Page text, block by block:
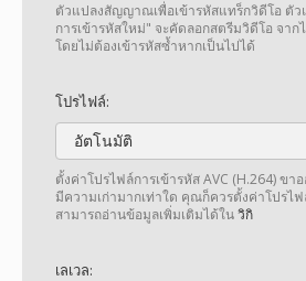
ตัวแปลงสัญญาณเพื่อเข้ารหัสแทร็กวิดีโอ ตั
การเข้ารหัสใหม่" จะคัดลอกสตรีมวิดีโอ จาก
โดยไม่ต้องเข้ารหัสซ้ำหากเป็นไปได้
โปรไฟล์:
อัตโนมัติ
ตั้งค่าโปรไฟล์การเข้ารหัส AVC (H.264) ข
มีความเก่ามากเท่าใด คุณก็ควรตั้งค่าโปรไ
สามารถอ่านข้อมูลเพิ่มเติมได้ในวิกิ
เลเวล: